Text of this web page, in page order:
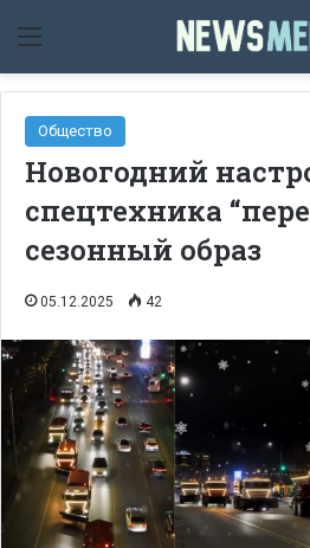
Мәзір
Общество
Новогодний
спецтехника
сезонный образ
05.12.2025 42